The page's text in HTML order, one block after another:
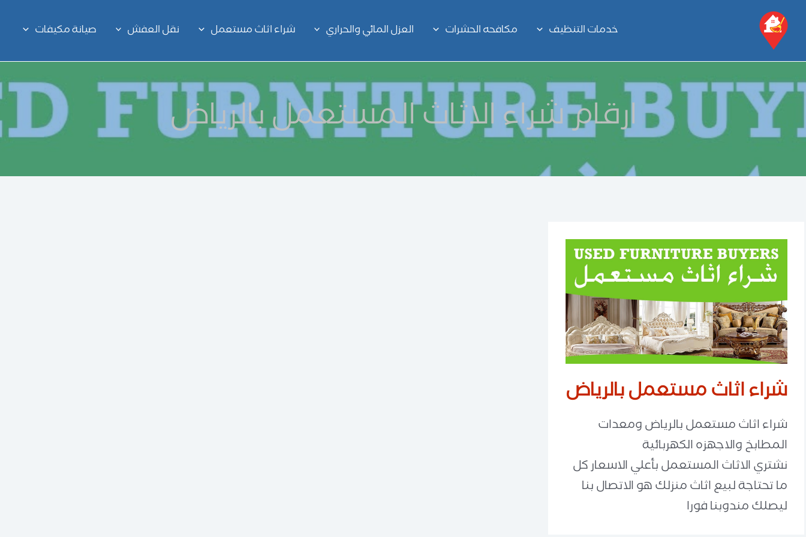
تخطي
المحتوى
خدمات التنظيف مكافحه الحشرات العزل المائي والحراري شراء اثاث مستعمل نقل العفش صيانة مكيفات
ارقام شراء الاثاث المستعمل بالرياض
شراء اثاث مستعمل بالرياض
شراء اثاث مستعمل بالرياض ومعدات
المطابخ والاجهزه الكهربائية
نشتري الاثاث المستعمل بأعلي الاسعار كل
ما تحتاجة لبيع اثاث منزلك هو الاتصال بنا
ليصلك مندوبنا فورا